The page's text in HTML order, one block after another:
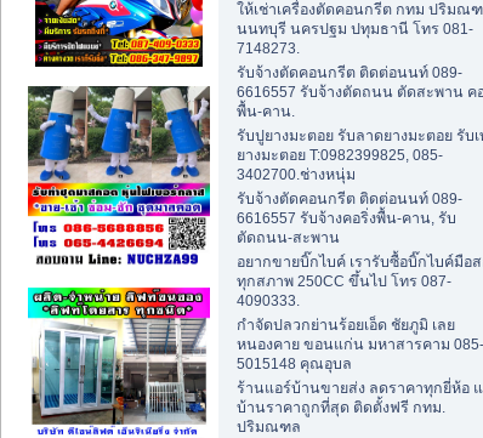
ให้เช่าเครื่องตัดคอนกรีต กทม ปริมณ
นนทบุรี นครปฐม ปทุมธานี โทร 081-
7148273.
รับจ้างตัดคอนกรีต ติดต่อนนท์ 089-
6616557 รับจ้างตัดถนน ตัดสะพาน ค
พื้น-คาน.
รับปูยางมะตอย รับลาดยางมะตอย รับเ
ยางมะตอย T:0982399825, 085-
3402700.ช่างหนุ่ม
รับจ้างตัดคอนกรีต ติดต่อนนท์ 089-
6616557 รับจ้างคอริ่งพื้น-คาน, รับ
ตัดถนน-สะพาน
อยากขายบิ๊กไบค์ เรารับซื้อบิ๊กไบค์มือส
ทุกสภาพ 250CC ขึ้นไป โทร 087-
4090333.
กำจัดปลวกย่านร้อยเอ็ด ชัยภูมิ เลย
หนองคาย ขอนแก่น มหาสารคาม 085-
5015148 คุณอุบล
ร้านแอร์บ้านขายส่ง ลดราคาทุกยี่ห้อ
บ้านราคาถูกที่สุด ติดตั้งฟรี กทม.
ปริมณฑล